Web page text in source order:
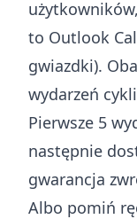
to Outlook
gwiazdki).
wydarzeń
Pierwsze 5
następnie
gwarancja
Albo pomiń